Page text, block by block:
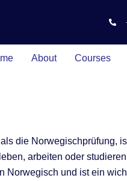
About Courses
die Norwegischprüfung,
arbeiten oder
Norwegisch und ist ein